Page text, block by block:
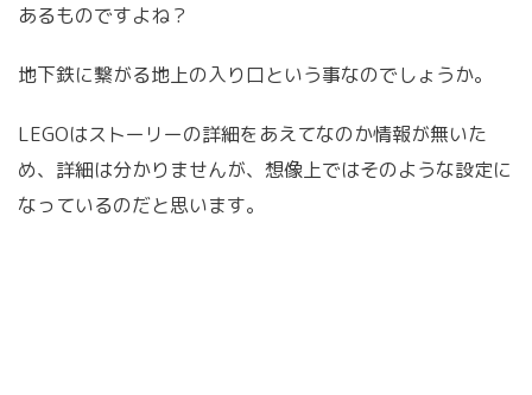
あるものですよね？
地下鉄に繋がる地上の入り口という事なのでしょうか。
LEGOはストーリーの詳細をあえてなのか情報が無いた
め、詳細は分かりませんが、想像上ではそのような設定に
なっているのだと思います。